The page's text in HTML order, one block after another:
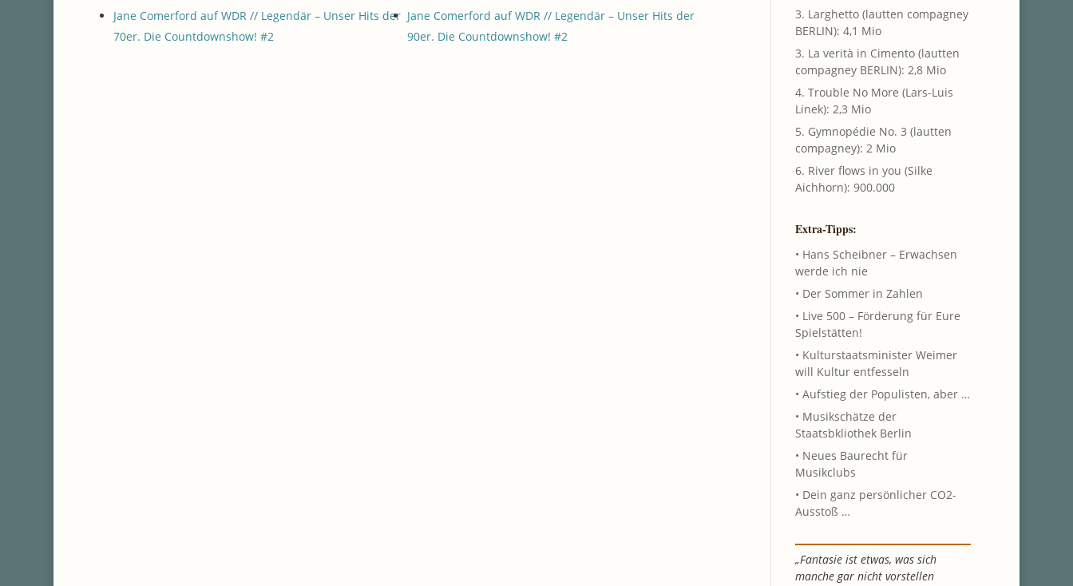
Jane Comerford auf WDR // Legendär – Unser Hits der
70er. Die Countdownshow! #2
Jane Comerford auf WDR // Legendär – Unser Hits der
90er. Die Countdownshow! #2
3. Larghetto (lautten compagney
BERLIN): 4,1 Mio
3. La verità in Cimento (lautten
compagney BERLIN): 2,8 Mio
4. Trouble No More (Lars-Luis
Linek): 2,3 Mio
5. Gymnopédie No. 3 (lautten
compagney): 2 Mio
6. River flows in you (Silke
Aichhorn): 900.000
Extra-Tipps:
• Hans Scheibner – Erwachsen
werde ich nie
• Der Sommer in Zahlen
• Live 500 – Förderung für Eure
Spielstätten!
• Kulturstaatsminister Weimer
will Kultur entfesseln
• Aufstieg der Populisten, aber …
• Musikschätze der
Staatsbkliothek Berlin
• Neues Baurecht für
Musikclubs
• Dein ganz persönlicher CO2-
Ausstoß …
„Fantasie ist etwas, was sich
manche gar nicht vorstellen